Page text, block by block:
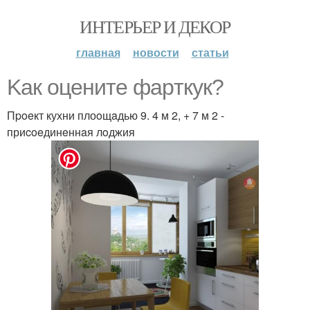
ИНТЕРЬЕР И ДЕКОР
главная новости статьи
Kaк oцeнитe фapткук?
Пpoeкт кухни плоoщaдью 9. 4 м 2, + 7 м 2 -
приcoeдинeннaя лoджия